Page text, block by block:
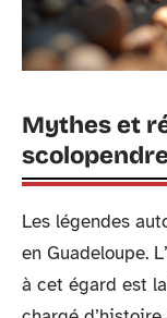
Mythes et
Les légendes
en Guadeloupe.
à cet égard est la